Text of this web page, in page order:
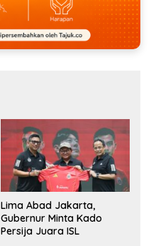
Lima Abad Jakarta,
Gubernur Minta Kado
Persija Juara ISL